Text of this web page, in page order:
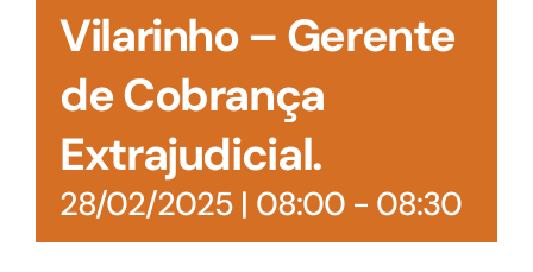
Vilarinho – Gerente
de Cobrança
Extrajudicial.
28/02/2025 | 08:00- 08:30